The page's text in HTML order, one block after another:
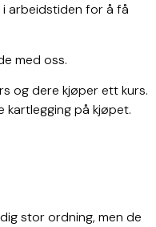
arbeidstiden for å få
med oss.
og dere kjøper ett kurs.
kartlegging på kjøpet.
stor ordning, men de